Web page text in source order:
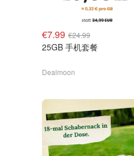
€7.99 €24.99
25GB 手机套餐
Dealmoon